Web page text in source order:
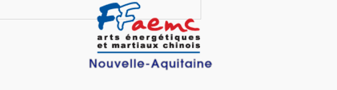
Chemin faisant avec François & Jean-
François, les carnets de JJS, page 27